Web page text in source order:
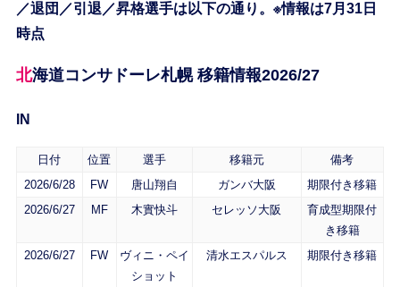
／退団／引退／昇格選手は以下の通り。※情報は7月31日
時点
北海道コンサドーレ札幌 移籍情報2026/27
IN
日付 位置 選手 移籍元
備考
2026/6/28
FW 唐山翔自 ガンバ大阪
期限付き移籍
2026/6/27
MF 木實快斗 セレッソ大阪
育成型期限付
き移籍
2026/6/27
FW
ヴィニ・ペイ
ショット
清水エスパルス 期限付き移籍